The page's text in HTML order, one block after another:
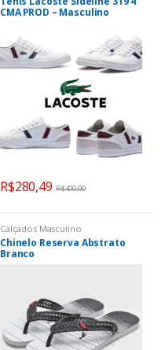
CMA PROD – Masculino
R$280,49 R$400,00
Calçados Masculino
Chinelo Reserva Abstrato
Branco